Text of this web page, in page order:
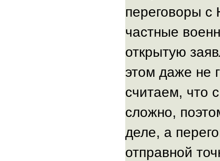
переговоры с
частные
открытую
этом даже не
считаем, что
сложно,
деле, а
отправной